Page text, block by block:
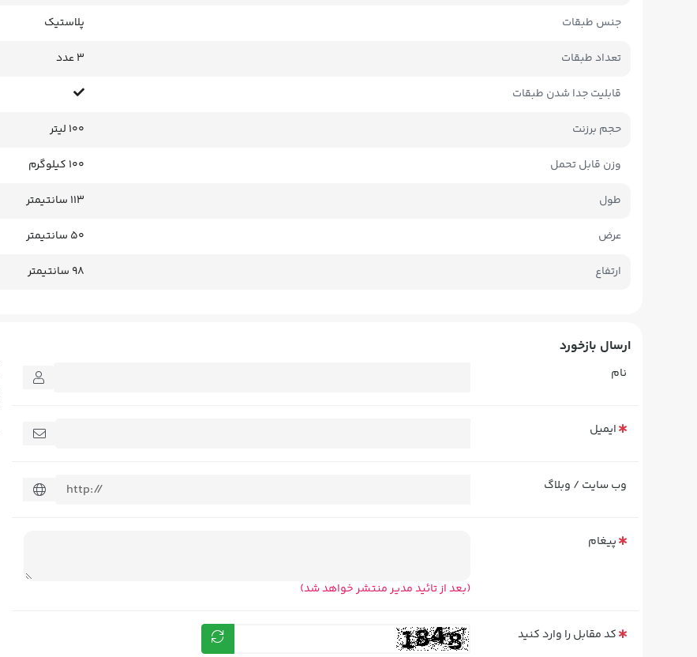
جنس طبقات پلاستیک
تعداد طبقات 3 عدد
قابلیت جدا شدن طبقات
حجم برزنت 100 لیتر
وزن قابل تحمل 100 کیلوگرم
طول 113 سانتیمتر
عرض 50 سانتیمتر
ارتفاع 98 سانتیمتر
ارسال بازخورد
نام
ایمیل
وب سایت / وبلاگ
پیغام
(بعد از تائید مدیر منتشر خواهد شد)
کد مقابل را وارد کنید